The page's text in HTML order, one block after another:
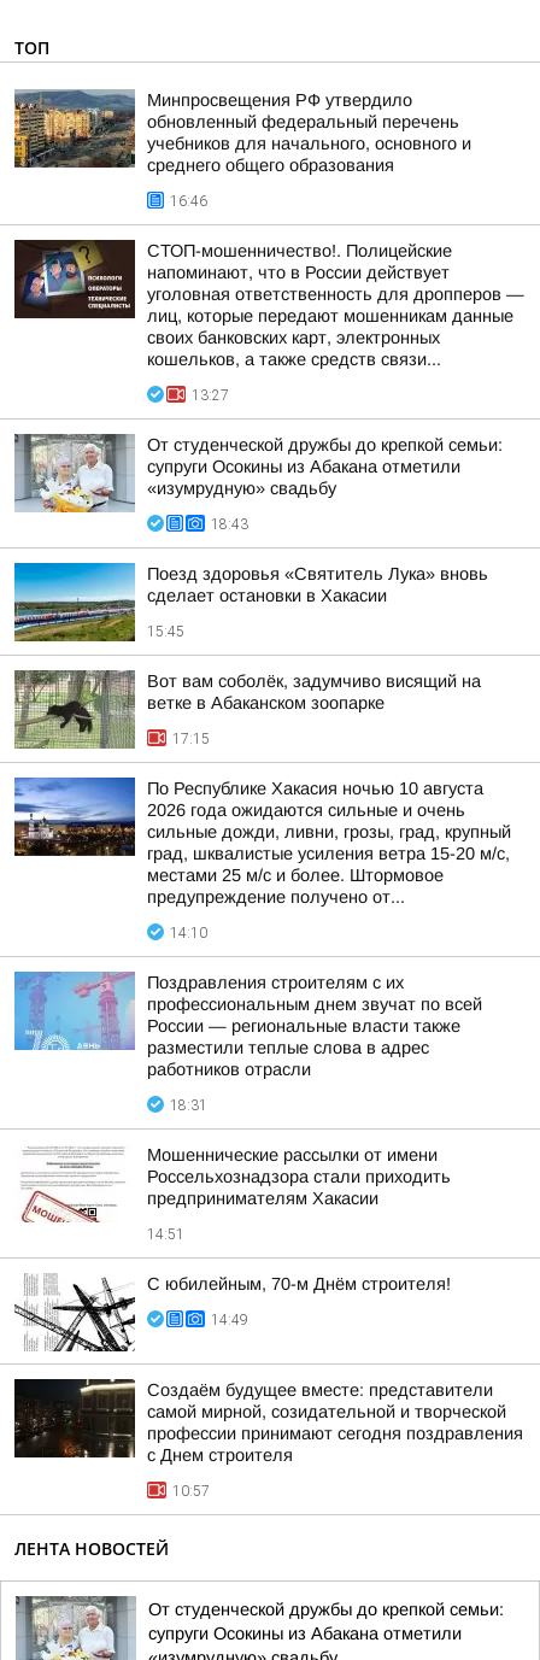
ТОП
Минпросвещения РФ утвердило
обновленный федеральный перечень
учебников для начального, основного и
среднего общего образования
16:46
СТОП-мошенничество!. Полицейские
напоминают, что в России действует
уголовная ответственность для дропперов —
лиц, которые передают мошенникам данные
своих банковских карт, электронных
кошельков, а также средств связи...
13:27
От студенческой дружбы до крепкой семьи:
супруги Осокины из Абакана отметили
«изумрудную» свадьбу
18:43
Поезд здоровья «Святитель Лука» вновь
сделает остановки в Хакасии
15:45
Вот вам соболёк, задумчиво висящий на
ветке в Абаканском зоопарке
17:15
По Республике Хакасия ночью 10 августа
2026 года ожидаются сильные и очень
сильные дожди, ливни, грозы, град, крупный
град, шквалистые усиления ветра 15-20 м/с,
местами 25 м/с и более. Штормовое
предупреждение получено от...
14:10
Поздравления строителям с их
профессиональным днем звучат по всей
России — региональные власти также
разместили теплые слова в адрес
работников отрасли
18:31
Мошеннические рассылки от имени
Россельхознадзора стали приходить
предпринимателям Хакасии
14:51
С юбилейным, 70-м Днём строителя!
14:49
Создаём будущее вместе: представители
самой мирной, созидательной и творческой
профессии принимают сегодня поздравления
с Днем строителя
10:57
ЛЕНТА НОВОСТЕЙ
От студенческой дружбы до крепкой семьи:
супруги Осокины из Абакана отметили